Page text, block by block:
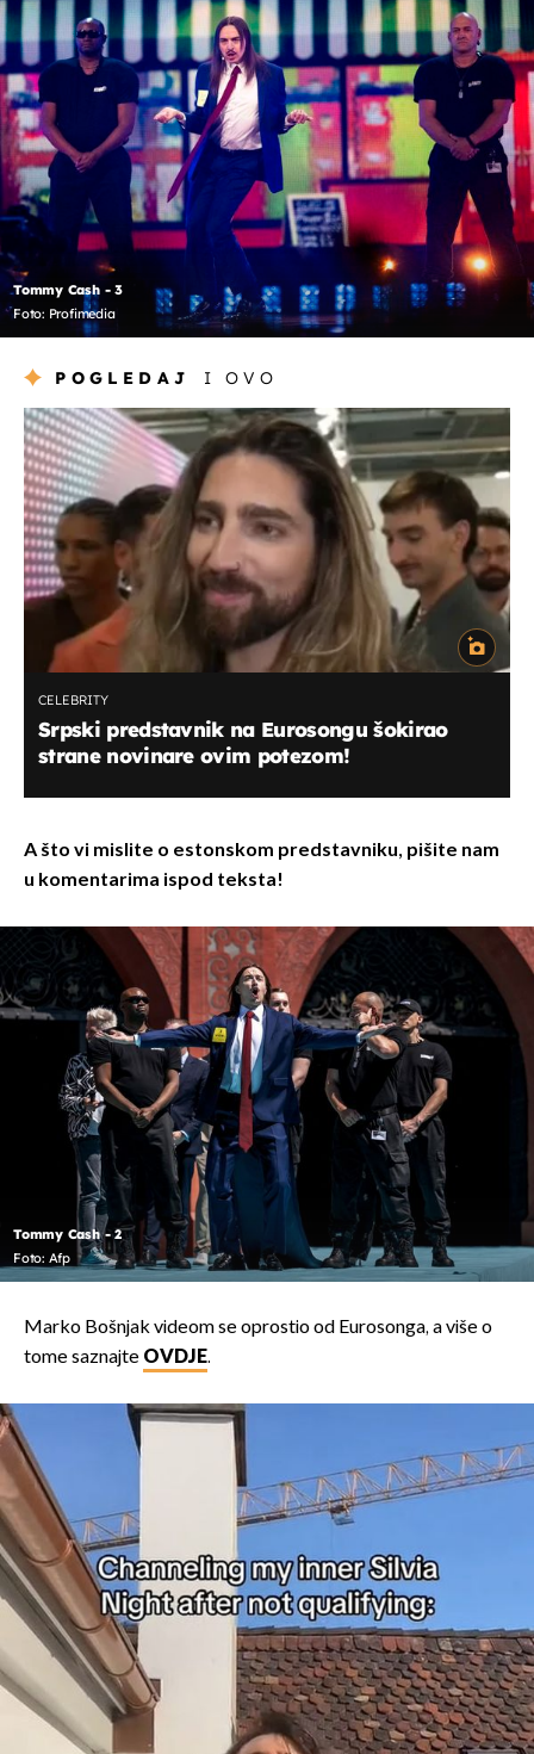
Tommy Cash - 3
Foto: Profimedia
POGLEDAJ I OVO
CELEBRITY
Srpski predstavnik na Eurosongu šokirao
strane novinare ovim potezom!
A što vi mislite o estonskom predstavniku, pišite nam
u komentarima ispod teksta!
Tommy Cash - 2
Foto: Afp
Marko Bošnjak videom se oprostio od Eurosonga, a više o
tome saznajte OVDJE.